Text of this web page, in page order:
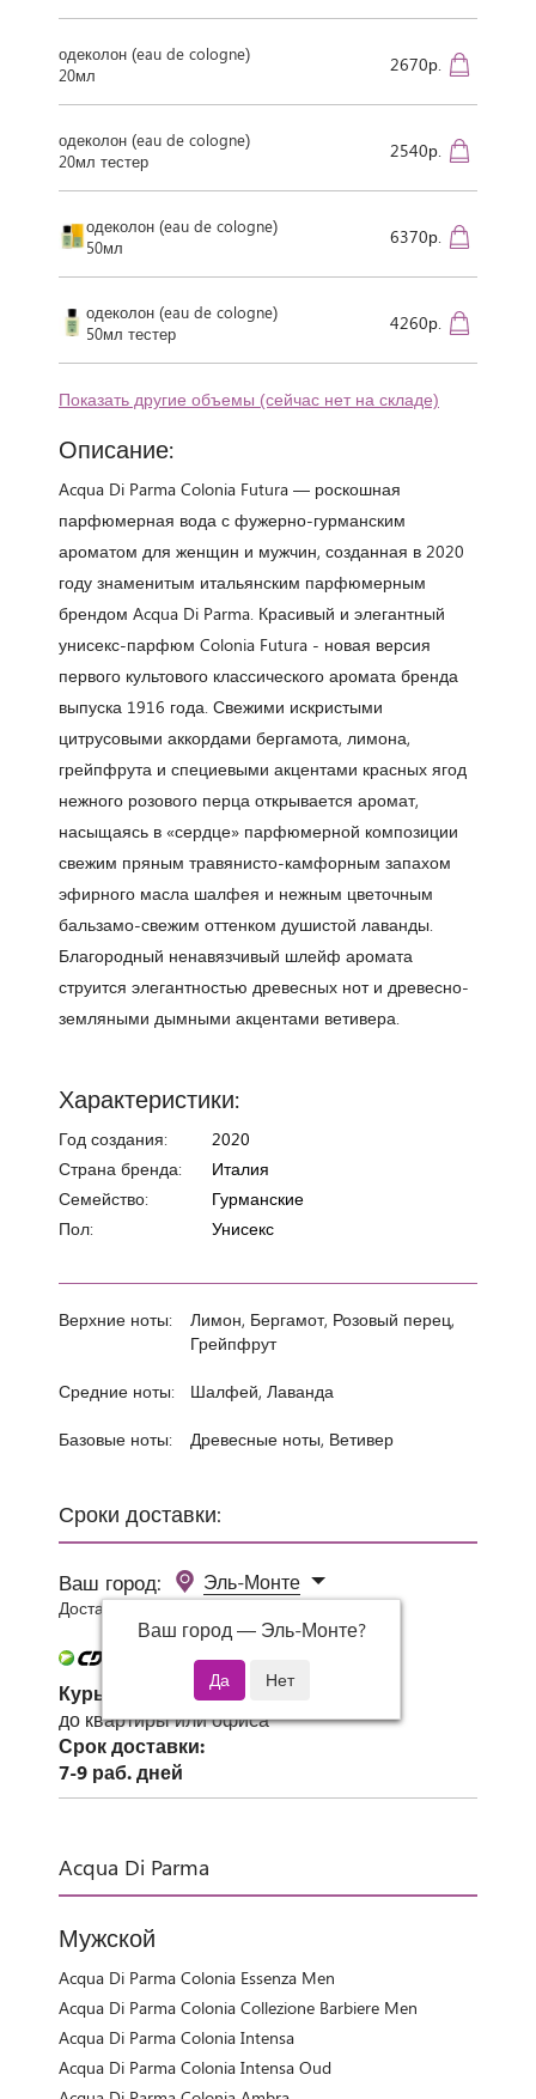
Сроки доставки:
Ваш город:
Эль-Монте
Ваш город — Эль-Монте?
Доставка 0 руб при заказе от 3000 руб.
Курьер СДЭК
до квартиры или офиса
Срок доставки:
7-9 раб. дней
Acqua Di Parma
Мужской
Acqua Di Parma Colonia Essenza Men
Acqua Di Parma Colonia Collezione Barbiere Men
Acqua Di Parma Colonia Intensa
Acqua Di Parma Colonia Intensa Oud
одеколон (eau de cologne)
20мл
2670р.
одеколон (eau de cologne)
20мл тестер
2540р.
одеколон (eau de cologne)
50мл
6370р.
одеколон (eau de cologne)
50мл тестер
4260р.
Показать другие объемы (сейчас нет на складе)
Описание:
Acqua Di Parma Colonia Futura — роскошная
парфюмерная вода с фужерно-гурманским
ароматом для женщин и мужчин, созданная в 2020
году знаменитым итальянским парфюмерным
брендом Acqua Di Parma. Красивый и элегантный
унисекс-парфюм Colonia Futura - новая версия
первого культового классического аромата бренда
выпуска 1916 года. Свежими искристыми
цитрусовыми аккордами бергамота, лимона,
грейпфрута и специевыми акцентами красных ягод
нежного розового перца открывается аромат,
насыщаясь в «сердце» парфюмерной композиции
свежим пряным травянисто-камфорным запахом
эфирного масла шалфея и нежным цветочным
бальзамо-свежим оттенком душистой лаванды.
Благородный ненавязчивый шлейф аромата
струится элегантностью древесных нот и древесно-
земляными дымными акцентами ветивера.
Характеристики:
Год создания:
2020
Страна бренда:
Италия
Семейство:
Гурманские
Пол:
Унисекс
Верхние ноты:
Лимон, Бергамот, Розовый перец,
Грейпфрут
Средние ноты: Шалфей, Лаванда
Базовые ноты: Древесные ноты, Ветивер